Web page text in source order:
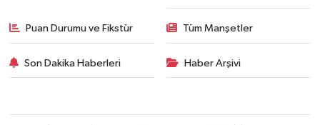
Puan Durumu ve Fikstür Tüm Manşetler
Son Dakika Haberleri Haber Arşivi